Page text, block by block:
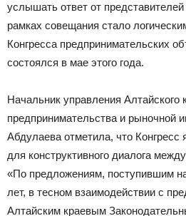
услышать ответ от
рамках совещания стало
Конгресса предпринимательских
состоялся в мае этого года.
Начальник управления Алтайского
предпринимательства и рыночной
Абдулаева отметила, что
для конструктивного диалога
«По предложениям, поступившим
лет, в тесном взаимодействии с
Алтайским краевым